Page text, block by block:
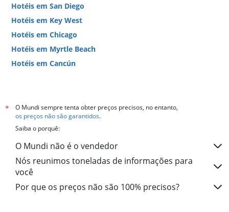
Hotéis em San Diego
Hotéis em Key West
Hotéis em Chicago
Hotéis em Myrtle Beach
Hotéis em Cancún
*
O Mundi sempre tenta obter preços precisos, no entanto,
os preços não são garantidos.
Saiba o porquê:
O Mundi não é o vendedor
Nós reunimos toneladas de informações para
você
Por que os preços não são 100% precisos?